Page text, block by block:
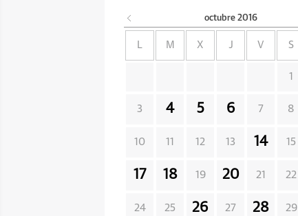
octubre 2016
L M X J V S
1
3 4 5 6 7 8
10 11 12 13 14 15
17 18 19 20 21 22
24 25 26 27 28 29